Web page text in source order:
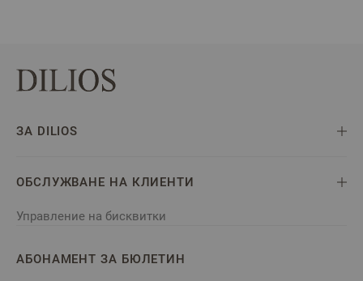
ЗА DILIOS
ОБСЛУЖВАНЕ НА КЛИЕНТИ
Управление на бисквитки
АБОНАМЕНТ ЗА БЮЛЕТИН